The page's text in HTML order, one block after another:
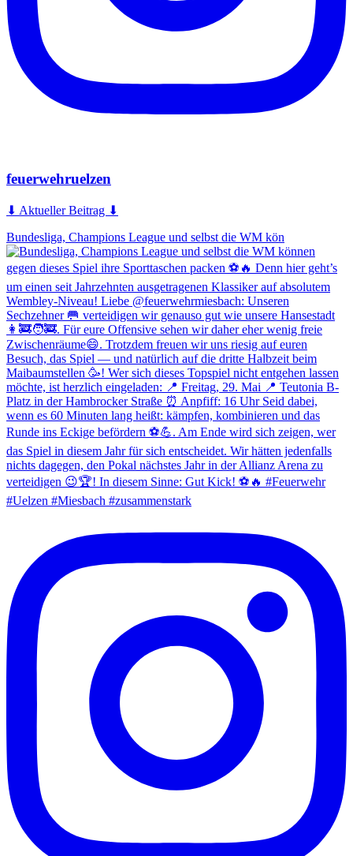
feuerwehruelzen
⬇ Aktueller Beitrag ⬇
Bundesliga, Champions League und selbst die WM kön